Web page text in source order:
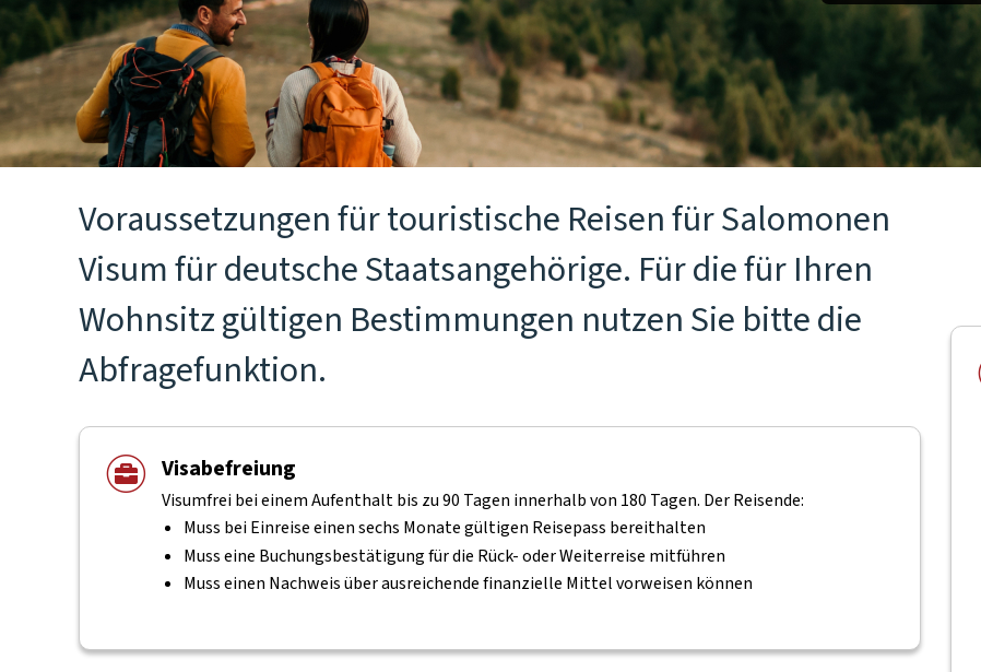
Voraussetzungen für touristische Reisen für Salomonen
Visum für deutsche Staatsangehörige. Für die für Ihren
Wohnsitz gültigen Bestimmungen nutzen Sie bitte die
Abfragefunktion.
Visabefreiung
Visumfrei bei einem Aufenthalt bis zu 90 Tagen innerhalb von 180 Tagen. Der Reisende:
Muss bei Einreise einen sechs Monate gültigen Reisepass bereithalten
Muss eine Buchungsbestätigung für die Rück- oder Weiterreise mitführen
Muss einen Nachweis über ausreichende finanzielle Mittel vorweisen können